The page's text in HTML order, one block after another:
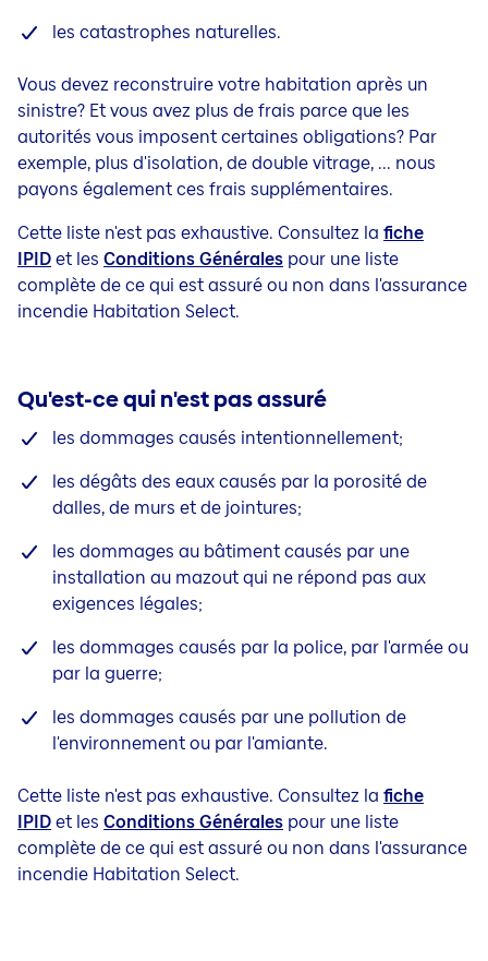
les catastrophes naturelles.
Vous devez reconstruire votre habitation après un
sinistre? Et vous avez plus de frais parce que les
autorités vous imposent certaines obligations? Par
exemple, plus d'isolation, de double vitrage, ... nous
payons également ces frais supplémentaires.
Cette liste n'est pas exhaustive. Consultez la fiche
IPIDet les Conditions Générales pour une liste
complète de ce qui est assuré ou non dans l'assurance
incendie Habitation Select.
Qu'est-ce qui n'est pas assuré
les dommages causés intentionnellement;
les dégâts des eaux causés par la porosité de
dalles, de murs et de jointures;
les dommages au bâtiment causés par une
installation au mazout qui ne répond pas aux
exigences légales;
les dommages causés par la police, par l'armée ou
par la guerre;
les dommages causés par une pollution de
l'environnement ou par l'amiante.
Cette liste n'est pas exhaustive. Consultez la fiche
IPIDet les Conditions Générales pour une liste
complète de ce qui est assuré ou non dans l'assurance
incendie Habitation Select.